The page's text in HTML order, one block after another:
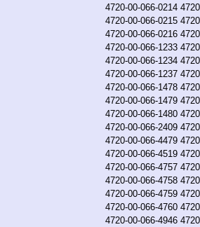
4720-00-066-0214
4720-00-066-0215
4720-00-066-0216
4720-00-066-1233
4720-00-066-1234
4720-00-066-1237
4720-00-066-1478
4720-00-066-1479
4720-00-066-1480
4720-00-066-2409
4720-00-066-4479
4720-00-066-4519
4720-00-066-4757
4720-00-066-4758
4720-00-066-4759
4720-00-066-4760
4720-00-066-4946